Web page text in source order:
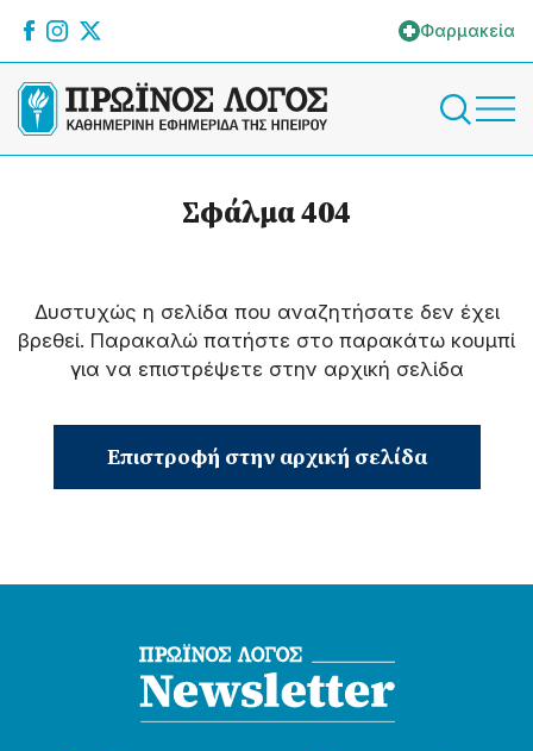
Φαρμακεία
Σφάλμα 404
Δυστυχώς η σελίδα που αναζητήσατε δεν έχει
βρεθεί. Παρακαλώ πατήστε στο παρακάτω κουμπί
για να επιστρέψετε στην αρχική σελίδα
Επιστροφή στην αρχική σελίδα